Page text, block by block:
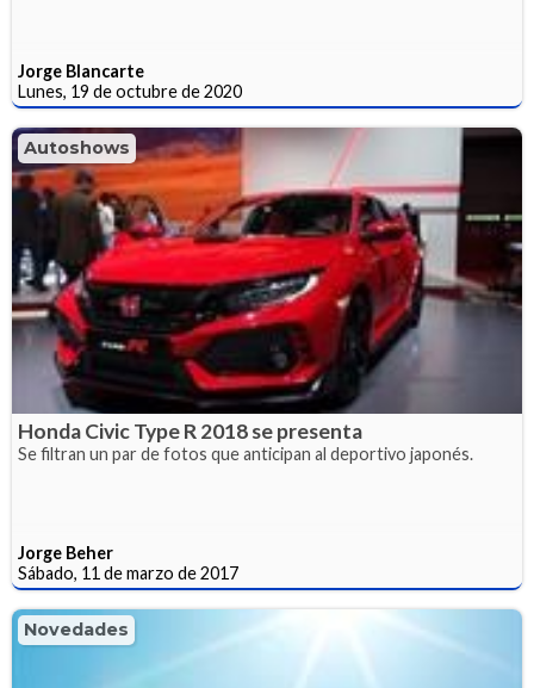
Jorge Blancarte
Lunes, 19 de octubre de 2020
Autoshows
Honda Civic Type R 2018 se presenta
Se filtran un par de fotos que anticipan al deportivo japonés.
Jorge Beher
Sábado, 11 de marzo de 2017
Novedades